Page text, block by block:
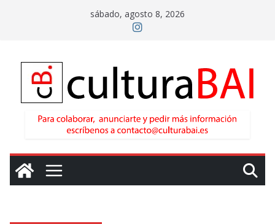
sábado, agosto 8, 2026